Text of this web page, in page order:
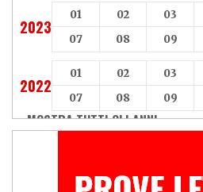
2023
01 02 03
07
08 09
2022
01 02 03
07
08 09
MOSTRA TUTTI GLI ANNI »